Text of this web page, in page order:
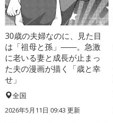
30歳の夫婦なのに、見た目
は「祖母と孫」――。急激
に老いる妻と成長が止まっ
た夫の漫画が描く「歳と幸
せ」
全国
2026年5月11日 09:43 更新